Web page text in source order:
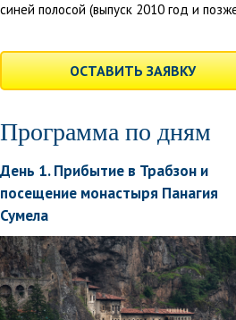
синей полосой (выпуск 2010 год и
ОСТАВИТЬ ЗАЯВКУ
Программа по дням
День 1. Прибытие в Трабзон и
посещение монастыря Панагия
Сумела